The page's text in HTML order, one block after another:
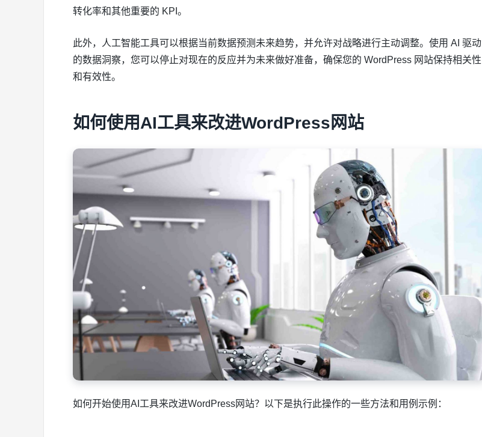
转化率和其他重要的 KPI。
此外，人工智能工具可以根据当前数据预测未来趋势，并允许对战略进行主动调整。使用 AI 驱动
的数据洞察，您可以停止对现在的反应并为未来做好准备，确保您的 WordPress 网站保持相关性
和有效性。
如何使用AI工具来改进WordPress网站
如何开始使用AI工具来改进WordPress网站？以下是执行此操作的一些方法和用例示例：